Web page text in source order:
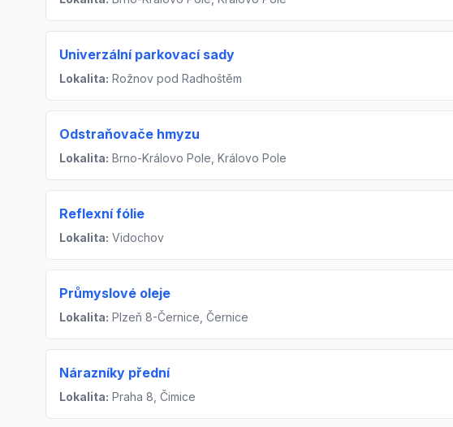
Univerzální parkovací sady
Lokalita: Rožnov pod Radhoštěm
Odstraňovače hmyzu
Lokalita: Brno-Královo Pole, Královo Pole
Reflexní fólie
Lokalita: Vidochov
Průmyslové oleje
Lokalita: Plzeň 8-Černice, Černice
Nárazníky přední
Lokalita: Praha 8, Čimice